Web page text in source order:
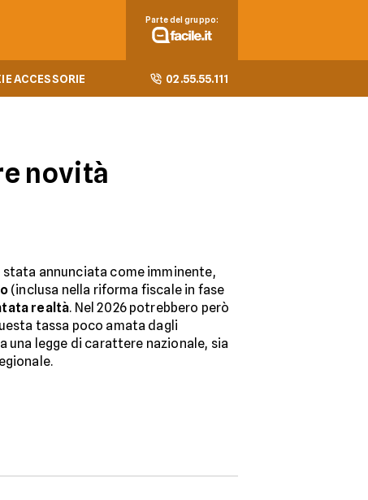
ACCESSORIE 02.55.55.111
Parte del gruppo:
novità
annunciata come imminente,
(inclusa nella riforma fiscale in fase
realtà. Nel 2026 potrebbero però
tassa poco amata dagli
una legge di carattere nazionale, sia